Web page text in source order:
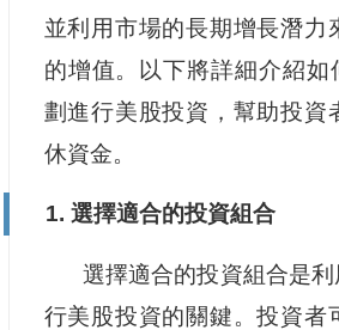
並利用市場的長期增長潛力
的增值。以下將詳細介紹如
劃進行美股投資，幫助投資
休資金。
1. 選擇適合的投資組合
選擇適合的投資組合是
行美股投資的關鍵。投資者